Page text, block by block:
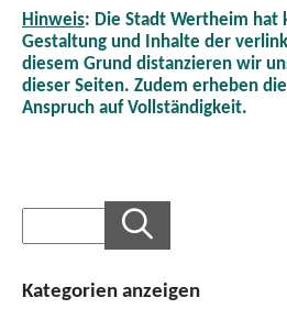
Hinweis: Die Stadt Wertheim hat
Gestaltung und Inhalte der
diesem Grund distanzieren wir
dieser Seiten. Zudem erheben
Anspruch auf Vollständigkeit.
Kategorien anzeigen